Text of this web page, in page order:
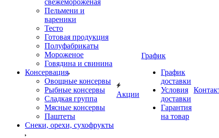
свежемороженая
Пельмени и
вареники
Тесто
Готовая продукция
Полуфабрикаты
Мороженое
Говядина и свинина
Консервация
Овощные консервы
Рыбные консервы
Сладкая группа
Мясные консервы
Паштеты
Снеки, орехи, сухофрукты
Акции
График
График
доставки
Условия
доставки
Гарантия
на товар